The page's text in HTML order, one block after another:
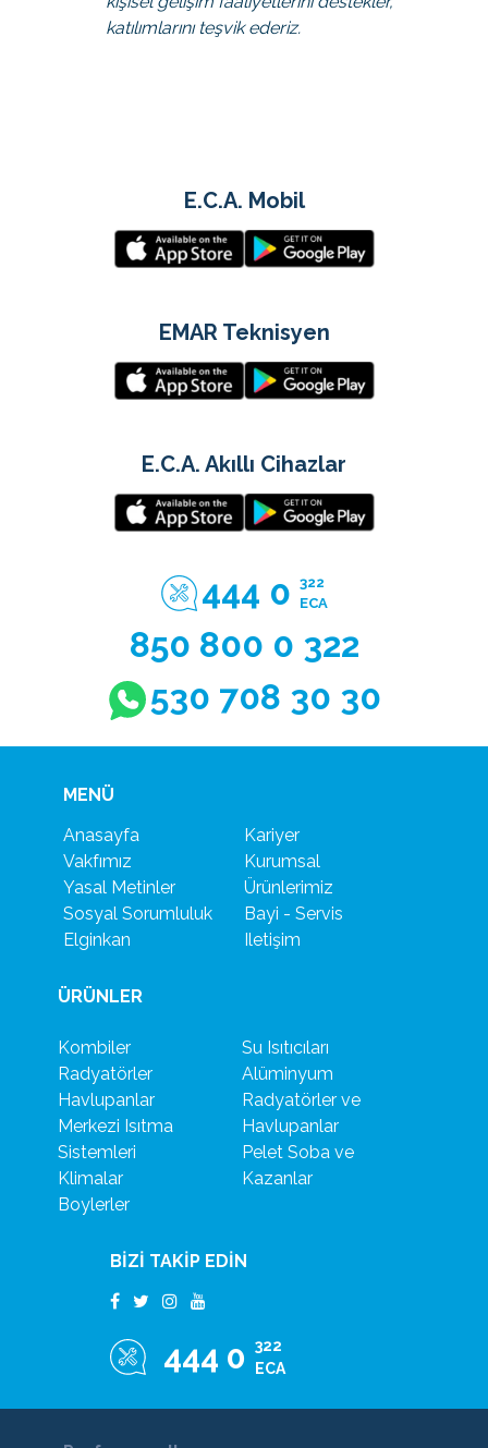
katılımlarını teşvik ederiz.
E.C.A. Mobil
EMAR Teknisyen
E.C.A. Akıllı Cihazlar
444 0 322
ECA
850 800 0 322
530 708 30 30
MENÜ
Anasayfa
Vakfımız
Yasal Metinler
Sosyal Sorumluluk
Elginkan
Kariyer
Kurumsal
Ürünlerimiz
Bayi - Servis
Iletişim
ÜRÜNLER
Kombiler
Radyatörler
Havlupanlar
Merkezi Isıtma
Sistemleri
Klimalar
Boylerler
Su Isıtıcıları
Alüminyum
Radyatörler ve
Havlupanlar
Pelet Soba ve
Kazanlar
BİZİ TAKİP EDİN
444 0
322
ECA